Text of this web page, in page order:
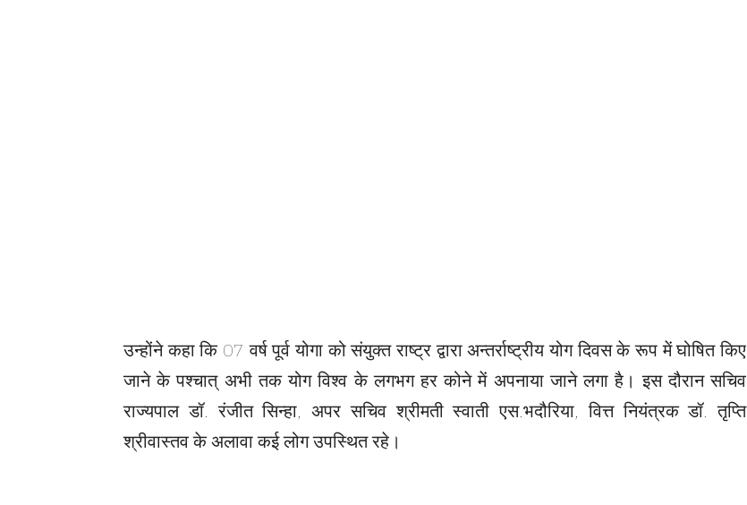
उन्होंने कहा कि 07 वर्ष पूर्व योगा को संयुक्त राष्ट्र द्वारा अन्तर्राष्ट्रीय योग दिवस के रूप में घोषित किए
जाने के पश्चात् अभी तक योग विश्व के लगभग हर कोने में अपनाया जाने लगा है। इस दौरान सचिव
राज्यपाल डॉ. रंजीत सिन्हा, अपर सचिव श्रीमती स्वाती एस.भदौरिया, वित्त नियंत्रक डॉ. तृप्ति
श्रीवास्तव के अलावा कई लोग उपस्थित रहे।